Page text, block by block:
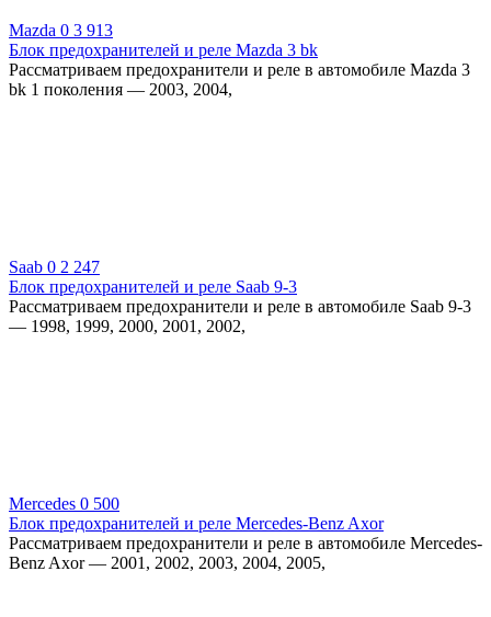
Mazda 0 3 913
Блок предохранителей и реле Mazda 3 bk
Рассматриваем предохранители и реле в автомобиле Mazda 3
bk 1 поколения — 2003, 2004,
Saab 0 2 247
Блок предохранителей и реле Saab 9-3
Рассматриваем предохранители и реле в автомобиле Saab 9-3
— 1998, 1999, 2000, 2001, 2002,
Mercedes 0 500
Блок предохранителей и реле Mercedes-Benz Axor
Рассматриваем предохранители и реле в автомобиле Mercedes-
Benz Axor — 2001, 2002, 2003, 2004, 2005,